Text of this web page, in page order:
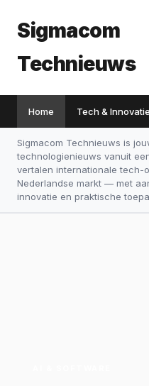
Sigmacom
Technieuws
Home Tech & Innovatie
Sigmacom Technieuws is
technologienieuws vanuit
vertalen internationale tech-
Nederlandse markt — met
innovatie en praktische